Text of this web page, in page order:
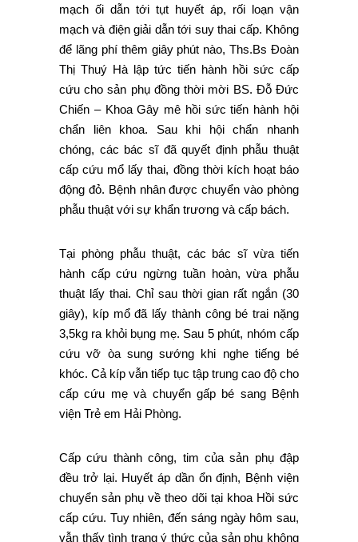
mạch ối dẫn tới tụt huyết áp, rối loạn vận
mạch và điện giải dẫn tới suy thai cấp. Không
để lãng phí thêm giây phút nào, Ths.Bs Đoàn
Thị Thuý Hà lập tức tiến hành hồi sức cấp
cứu cho sản phụ đồng thời mời BS. Đỗ Đức
Chiến – Khoa Gây mê hồi sức tiến hành hội
chẩn liên khoa. Sau khi hội chẩn nhanh
chóng, các bác sĩ đã quyết định phẫu thuật
cấp cứu mổ lấy thai, đồng thời kích hoạt báo
động đỏ. Bệnh nhân được chuyển vào phòng
phẫu thuật với sự khẩn trương và cấp bách.
Tại phòng phẫu thuật, các bác sĩ vừa tiến
hành cấp cứu ngừng tuần hoàn, vừa phẫu
thuật lấy thai. Chỉ sau thời gian rất ngắn (30
giây), kíp mổ đã lấy thành công bé trai nặng
3,5kg ra khỏi bụng mẹ. Sau 5 phút, nhóm cấp
cứu vỡ òa sung sướng khi nghe tiếng bé
khóc. Cả kíp vẫn tiếp tục tập trung cao độ cho
cấp cứu mẹ và chuyển gấp bé sang Bệnh
viện Trẻ em Hải Phòng.
Cấp cứu thành công, tim của sản phụ đập
đều trở lại. Huyết áp dần ổn định, Bệnh viện
chuyển sản phụ về theo dõi tại khoa Hồi sức
cấp cứu. Tuy nhiên, đến sáng ngày hôm sau,
vẫn thấy tình trạng ý thức của sản phụ không